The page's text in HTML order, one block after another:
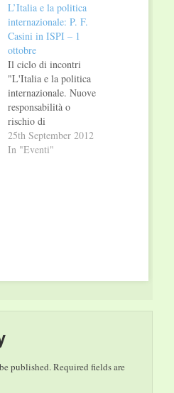
L’Italia e la politica
internazionale: P. F.
Casini in ISPI – 1
ottobre
Il ciclo di incontri
"L'Italia e la politica
internazionale. Nuove
responsabilità o
rischio di
marginalizzazione?",
aperto dagli interventi
25th September 2012
In "Eventi"
published.Required fields are